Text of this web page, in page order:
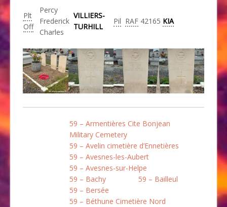
Plt
Off
Percy
Frederick
Charles
VILLIERS-
TURHILL
Pil RAF 42165 KIA
59 – Armentières Cite Bonjean
Military Cemetery
59 – Avelin cimetière d’Ennetières
59 – Avesnes-les-Aubert
59 – Avesnes-sur-Helpe
59 – Bachy
59 – Bailleul
59 – Bersée
59 – Béthune Cimetière Nord